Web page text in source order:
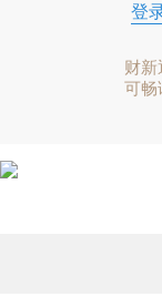
登
财新
可畅